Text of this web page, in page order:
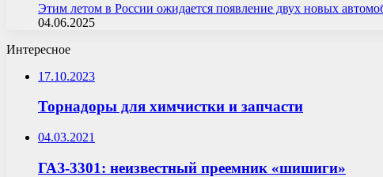
Этим летом в России ожидается появление двух новых
04.06.2025
Интересное
17.10.2023
Торнадоры для химчистки и запчасти
04.03.2021
ГАЗ-3301: неизвестный преемник «шишиги»